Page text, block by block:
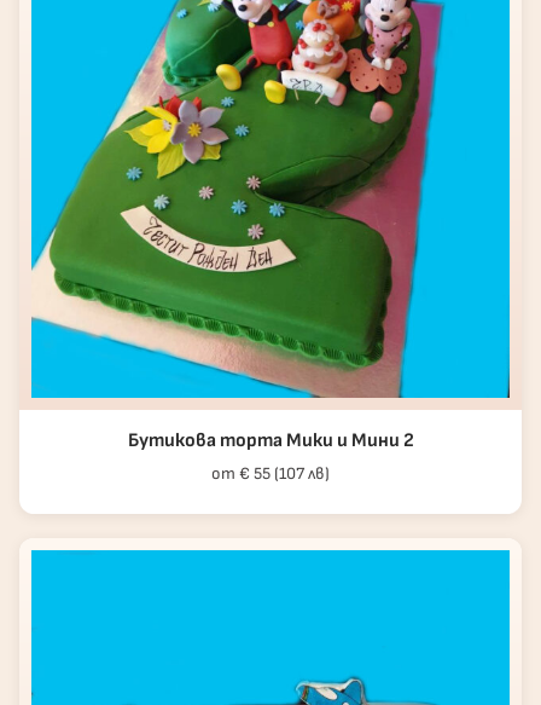
Бутикова торта Мики и Мини 2
от € 55 (107 лв)